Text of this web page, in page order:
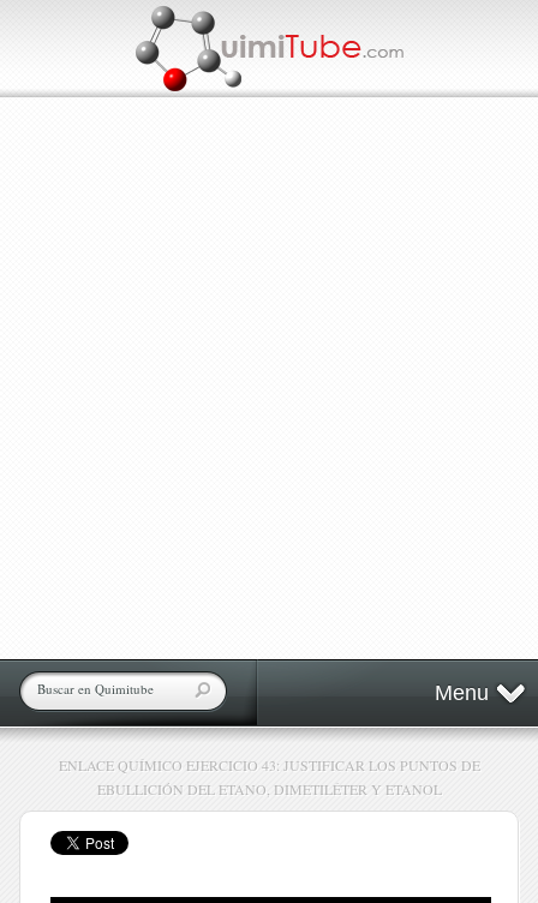
Menu
ENLACE QUÍMICO EJERCICIO 43: JUSTIFICAR LOS PUNTOS DE
EBULLICIÓN DEL ETANO, DIMETILÉTER Y ETANOL